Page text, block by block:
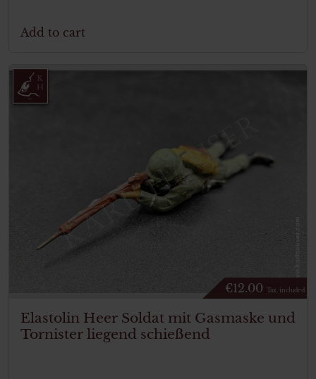
Add to cart
€12.00 Tax. included
Elastolin Heer Soldat mit Gasmaske und
Tornister liegend schießend